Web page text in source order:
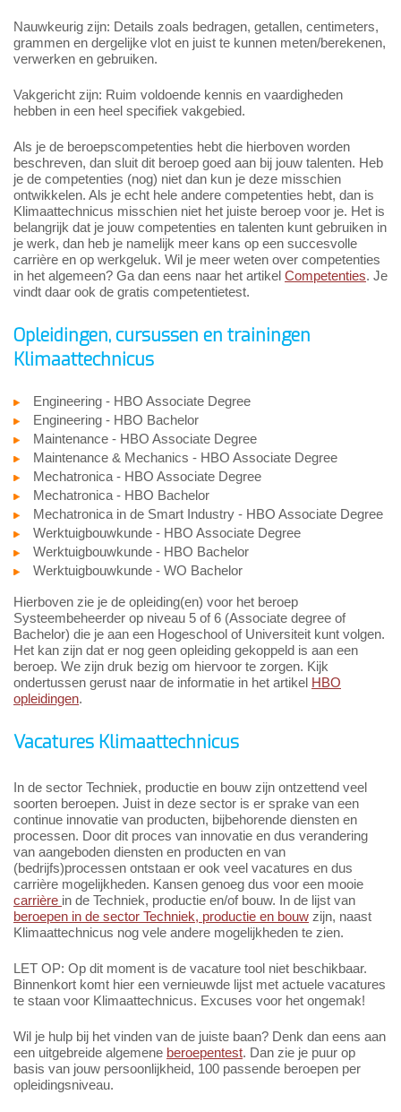
Nauwkeurig zijn: Details zoals bedragen, getallen, centimeters,
grammen en dergelijke vlot en juist te kunnen meten/berekenen,
verwerken en gebruiken.
Vakgericht zijn: Ruim voldoende kennis en vaardigheden
hebben in een heel specifiek vakgebied.
Als je de beroepscompetenties hebt die hierboven worden
beschreven, dan sluit dit beroep goed aan bij jouw talenten. Heb
je de competenties (nog) niet dan kun je deze misschien
ontwikkelen. Als je echt hele andere competenties hebt, dan is
Klimaattechnicus misschien niet het juiste beroep voor je. Het is
belangrijk dat je jouw competenties en talenten kunt gebruiken in
je werk, dan heb je namelijk meer kans op een succesvolle
carrière en op werkgeluk. Wil je meer weten over competenties
in het algemeen? Ga dan eens naar het artikel Competenties. Je
vindt daar ook de gratis competentietest.
Opleidingen, cursussen en trainingen
Klimaattechnicus
Engineering - HBO Associate Degree
Engineering - HBO Bachelor
Maintenance - HBO Associate Degree
Maintenance & Mechanics - HBO Associate Degree
Mechatronica - HBO Associate Degree
Mechatronica - HBO Bachelor
Mechatronica in de Smart Industry - HBO Associate Degree
Werktuigbouwkunde - HBO Associate Degree
Werktuigbouwkunde - HBO Bachelor
Werktuigbouwkunde - WO Bachelor
Hierboven zie je de opleiding(en) voor het beroep
Systeembeheerder op niveau 5 of 6 (Associate degree of
Bachelor) die je aan een Hogeschool of Universiteit kunt volgen.
Het kan zijn dat er nog geen opleiding gekoppeld is aan een
beroep. We zijn druk bezig om hiervoor te zorgen. Kijk
ondertussen gerust naar de informatie in het artikel HBO
opleidingen.
Vacatures Klimaattechnicus
In de sector Techniek, productie en bouw zijn ontzettend veel
soorten beroepen. Juist in deze sector is er sprake van een
continue innovatie van producten, bijbehorende diensten en
processen. Door dit proces van innovatie en dus verandering
van aangeboden diensten en producten en van
(bedrijfs)processen ontstaan er ook veel vacatures en dus
carrière mogelijkheden. Kansen genoeg dus voor een mooie
carrière in de Techniek, productie en/of bouw. In de lijst van
beroepen in de sector Techniek, productie en bouw zijn, naast
Klimaattechnicus nog vele andere mogelijkheden te zien.
LET OP: Op dit moment is de vacature tool niet beschikbaar.
Binnenkort komt hier een vernieuwde lijst met actuele vacatures
te staan voor Klimaattechnicus. Excuses voor het ongemak!
Wil je hulp bij het vinden van de juiste baan? Denk dan eens aan
een uitgebreide algemene beroepentest. Dan zie je puur op
basis van jouw persoonlijkheid, 100 passende beroepen per
opleidingsniveau.